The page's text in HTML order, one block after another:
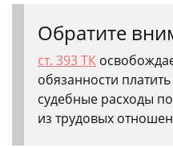
Обратите
ст. 393 ТК
обязанности
судебные расходы
из трудовых